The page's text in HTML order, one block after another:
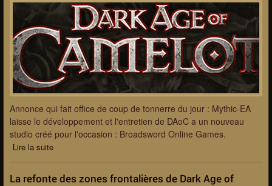
Annonce qui fait office de coup de tonnerre du jour : Mythic-EA
laisse le développement et l'entretien de DAoC a un nouveau
studio créé pour l'occasion : Broadsword Online Games.
Lire la suite
La refonte des zones frontalières de Dark Age of